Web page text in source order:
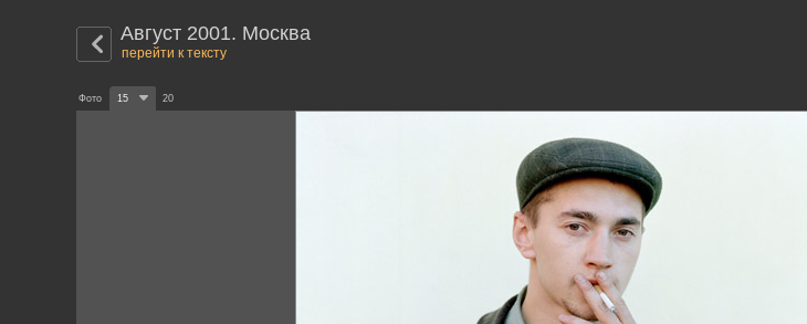
Август 2001. Москва
перейти к тексту
Фото 15 20